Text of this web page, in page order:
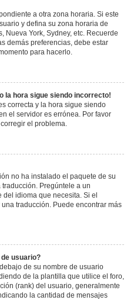
a otra zona horaria. Si este
y defina su zona horaria de
Nueva York, Sydney, etc. Recuerde
demás preferencias, debe estar
para hacerlo.
la hora sigue siendo incorrecto!
correcta y la hora sigue siendo
el servidor es errónea. Por favor
el problema.
no ha instalado el paquete de su
Pregúntele a un
idioma que necesita. Si el
traducción. Puede encontrar más
usuario?
de su nombre de usuario
de la plantilla que utilice el foro,
(rank) del usuario, generalmente
la cantidad de mensajes